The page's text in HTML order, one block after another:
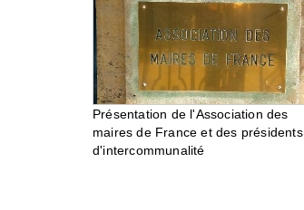
Présentation de l'Association des
maires de France et des présidents
d'intercommunalité